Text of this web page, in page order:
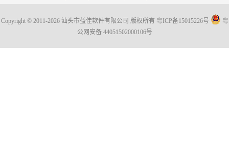
Copyright © 2011-2026 汕头市益佳软件有限公司 版权所有 粤ICP备15015226号
粤
公网安备 44051502000106号